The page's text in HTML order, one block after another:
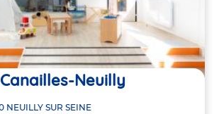
Neuilly
NEUILLY SUR SEINE